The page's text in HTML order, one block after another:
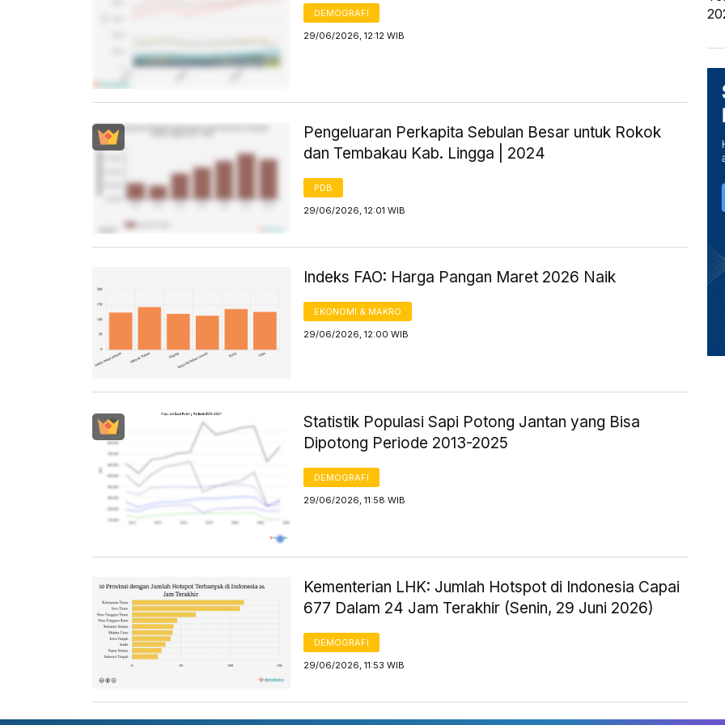
DEMOGRAFI
29/06/2026, 12:12 WIB
Pengeluaran Perkapita Sebulan Besar untuk Rokok
dan Tembakau Kab. Lingga | 2024
PDB
29/06/2026, 12:01 WIB
Indeks FAO: Harga Pangan Maret 2026 Naik
EKONOMI & MAKRO
29/06/2026, 12:00 WIB
Statistik Populasi Sapi Potong Jantan yang Bisa
Dipotong Periode 2013-2025
DEMOGRAFI
29/06/2026, 11:58 WIB
Kementerian LHK: Jumlah Hotspot di Indonesia Capai
677 Dalam 24 Jam Terakhir (Senin, 29 Juni 2026)
DEMOGRAFI
29/06/2026, 11:53 WIB